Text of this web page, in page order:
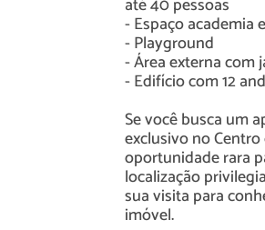
até 40 pessoas
- Espaço academia
- Playground
- Área externa com
- Edifício com 12
Se você busca um
exclusivo no
oportunidade rara
localização
sua visita para
imóvel.